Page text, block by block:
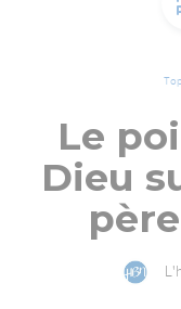
Le
Dieu